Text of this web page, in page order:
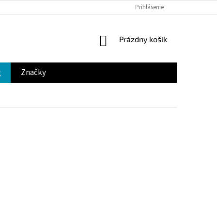
Prihlásenie
NÁKUPNÝ
Prázdny košík
Značky